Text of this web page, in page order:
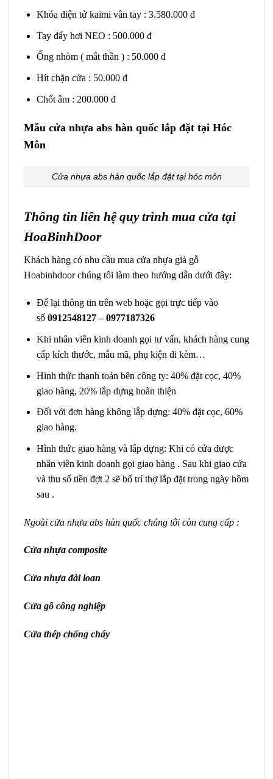
Khóa điện tử kaimi vân tay : 3.580.000 đ
Tay đẩy hơi NEO : 500.000 đ
Ống nhòm ( mắt thần ) : 50.000 đ
Hít chặn cửa : 50.000 đ
Chốt âm : 200.000 đ
Mẫu cửa nhựa abs hàn quốc lắp đặt tại Hóc
Môn
Cửa nhựa abs hàn quốc lắp đặt tại hóc môn
Thông tin liên hệ quy trình mua cửa tại
HoaBinhDoor
Khách hàng có nhu cầu mua cửa nhựa giả gỗ
Hoabinhdoor chúng tôi làm theo hướng dẫn dưới đây:
Để lại thông tin trên web hoặc gọi trực tiếp vào
số 0912548127 – 0977187326
Khi nhân viên kinh doanh gọi tư vấn, khách hàng cung
cấp kích thước, mẫu mã, phụ kiện đi kèm…
Hình thức thanh toán bên công ty: 40% đặt cọc, 40%
giao hàng, 20% lắp dựng hoàn thiện
Đối với đơn hàng không lắp dựng: 40% đặt cọc, 60%
giao hàng.
Hình thức giao hàng và lắp dựng: Khi có cửa được
nhân viên kinh doanh gọi giao hàng . Sau khi giao cửa
và thu số tiền đợt 2 sẽ bố trí thợ lắp đặt trong ngày hôm
sau .
Ngoài cửa nhựa abs hàn quốc chúng tôi còn cung cấp :
Cửa nhựa composite
Cửa nhựa đài loan
Cửa gỗ công nghiệp
Cửa thép chống cháy